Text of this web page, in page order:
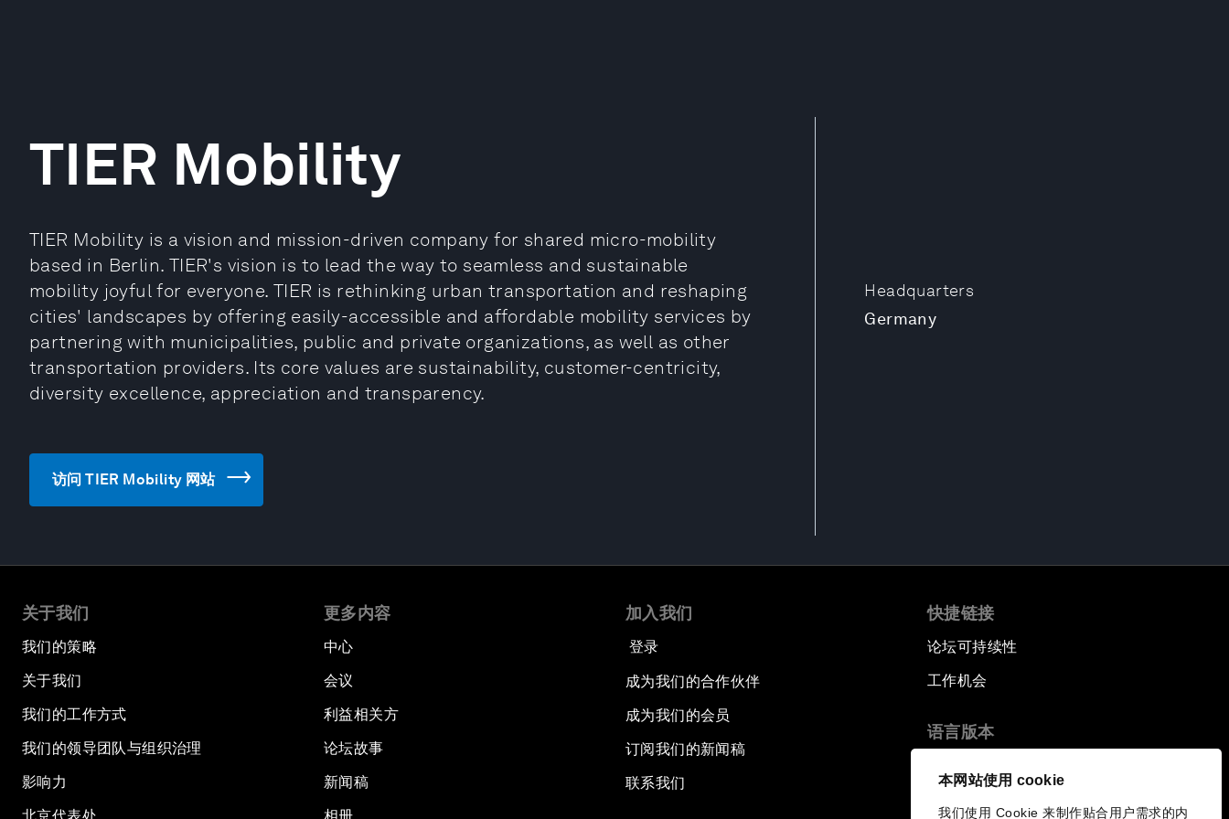
本网站使用 cookie
我们使用 Cookie 来制作贴合用户需求的内
Headquarters
Germany
TIER Mobility
TIER Mobility is a vision and mission-driven company for shared micro-mobility
based in Berlin. TIER's vision is to lead the way to seamless and sustainable
mobility joyful for everyone. TIER is rethinking urban transportation and reshaping
cities'​ landscapes by offering easily-accessible and affordable mobility services by
partnering with municipalities, public and private organizations, as well as other
transportation providers. Its core values are sustainability, customer-centricity,
diversity excellence, appreciation and transparency.
访问 TIER Mobility 网站
关于我们
我们的策略
关于我们
我们的工作方式
我们的领导团队与组织治理
影响力
更多内容
中心
会议
利益相关方
论坛故事
新闻稿
加入我们
登录
成为我们的合作伙伴
成为我们的会员
订阅我们的新闻稿
联系我们
快捷链接
论坛可持续性
工作机会
语言版本